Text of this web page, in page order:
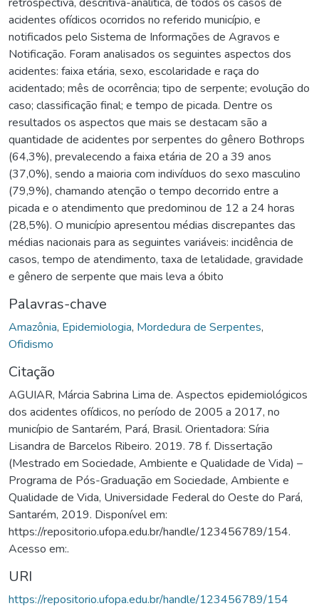
acidentes ofídicos ocorridos no referido município, e
notificados pelo Sistema de Informações de Agravos e
Notificação. Foram analisados os seguintes aspectos dos
acidentes: faixa etária, sexo, escolaridade e raça do
acidentado; mês de ocorrência; tipo de serpente; evolução do
caso; classificação final; e tempo de picada. Dentre os
resultados os aspectos que mais se destacam são a
quantidade de acidentes por serpentes do gênero Bothrops
(64,3%), prevalecendo a faixa etária de 20 a 39 anos
(37,0%), sendo a maioria com indivíduos do sexo masculino
(79,9%), chamando atenção o tempo decorrido entre a
picada e o atendimento que predominou de 12 a 24 horas
(28,5%). O município apresentou médias discrepantes das
médias nacionais para as seguintes variáveis: incidência de
casos, tempo de atendimento, taxa de letalidade, gravidade
e gênero de serpente que mais leva a óbito
Palavras-chave
Amazônia, Epidemiologia, Mordedura de Serpentes,
Ofidismo
Citação
AGUIAR, Márcia Sabrina Lima de. Aspectos epidemiológicos
dos acidentes ofídicos, no período de 2005 a 2017, no
município de Santarém, Pará, Brasil. Orientadora: Síria
Lisandra de Barcelos Ribeiro. 2019. 78 f. Dissertação
(Mestrado em Sociedade, Ambiente e Qualidade de Vida) –
Programa de Pós-Graduação em Sociedade, Ambiente e
Qualidade de Vida, Universidade Federal do Oeste do Pará,
Santarém, 2019. Disponível em:
https://repositorio.ufopa.edu.br/handle/123456789/154.
Acesso em:.
URI
https://repositorio.ufopa.edu.br/handle/123456789/154